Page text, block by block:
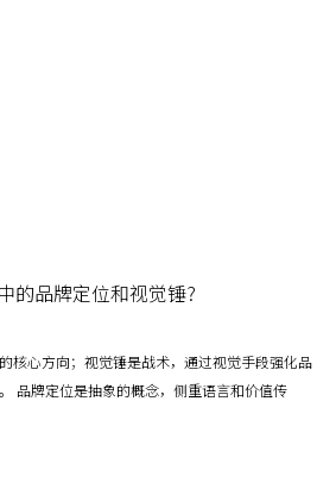
的品牌定位和视觉锤?
核心方向；视觉锤是战术，通过视觉手段强化品
品牌定位是抽象的概念，侧重语言和价值传
怎样的心智空间；视觉锤是辅助工具，帮助将品